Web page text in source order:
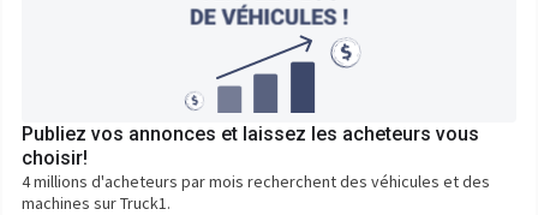
Publiez vos annonces et laissez les acheteurs vous
choisir!
4 millions d'acheteurs par mois recherchent des véhicules et des
machines sur Truck1.